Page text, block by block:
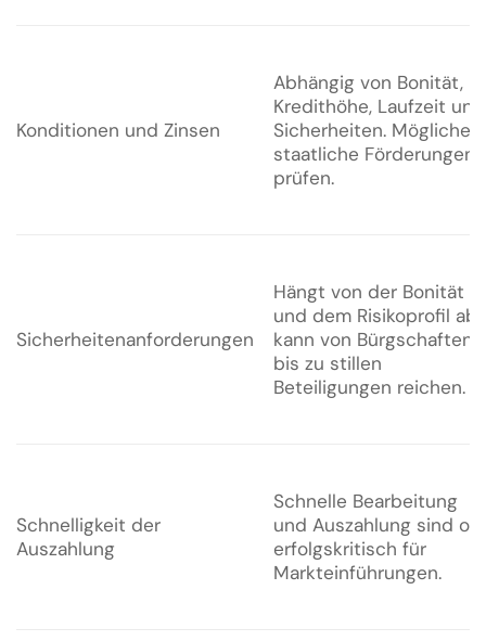
Konditionen und Zinsen
Abhängig von Bonität,
Kredithöhe, Laufzeit und
Sicherheiten. Mögliche
staatliche Förderungen
prüfen.
Sicherheitenanforderungen
Hängt von der Bonität
und dem Risikoprofil ab;
kann von Bürgschaften
bis zu stillen
Beteiligungen reichen.
Schnelligkeit der
Auszahlung
Schnelle Bearbeitung
und Auszahlung sind oft
erfolgskritisch für
Markteinführungen.